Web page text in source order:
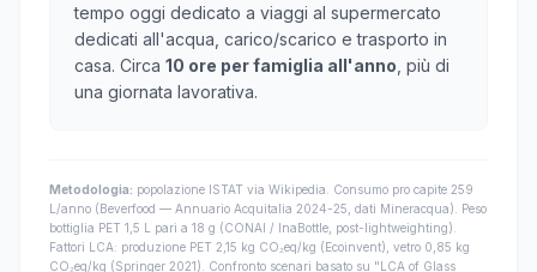
tempo oggi dedicato a viaggi al supermercato
dedicati all'acqua, carico/scarico e trasporto in
casa. Circa 10 ore per famiglia all'anno , più di
una giornata lavorativa.
Metodologia: popolazione ISTAT via Wikipedia. Consumo pro capite 259
L/anno (Beverfood — Annuario Acquitalia 2024-25, dati Mineracqua). Peso
bottiglia PET 1,5 L pari a 18 g (CONAI / InaBottle, post-lightweighting).
Fattori LCA: produzione PET 2,15 kg CO₂eq/kg (Ecoinvent), vetro 0,85 kg
CO₂eq/kg (Springer 2021). Confronto scenari basato su "LCA of Glass